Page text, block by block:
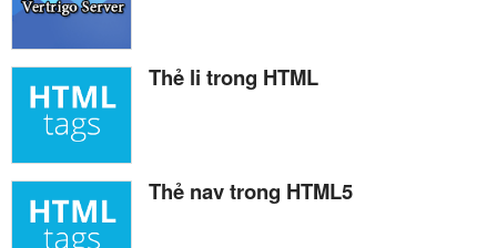
Thẻ li trong HTML
Thẻ nav trong HTML5